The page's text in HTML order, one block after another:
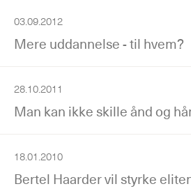
03.09.2012
Mere uddannelse - til hvem?
28.10.2011
Man kan ikke skille ånd og
18.01.2010
Bertel Haarder vil styrke